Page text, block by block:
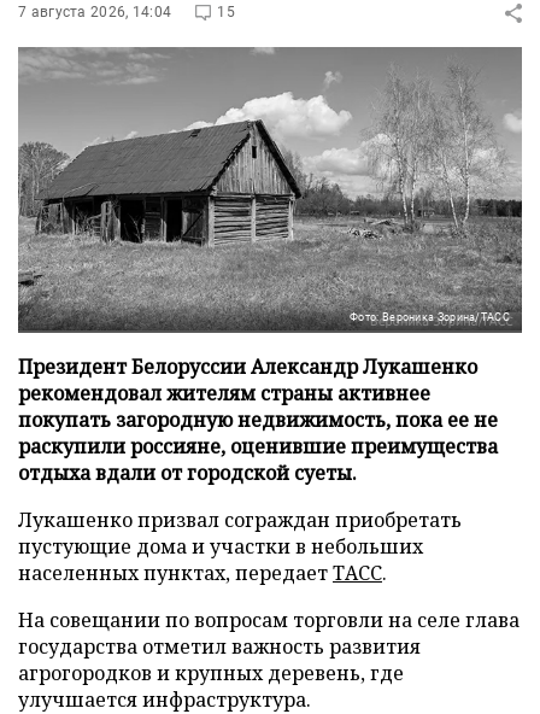
7 августа 2026, 14:04 15
Фото: Вероника Зорина/ТАСС
Президент Белоруссии Александр Лукашенко
рекомендовал жителям страны активнее
покупать загородную недвижимость, пока ее не
раскупили россияне, оценившие преимущества
отдыха вдали от городской суеты.
Лукашенко призвал сограждан приобретать
пустующие дома и участки в небольших
населенных пунктах, передаетТАСС.
На совещании по вопросам торговли на селе глава
государства отметил важность развития
агрогородков и крупных деревень, где
улучшается инфраструктура.